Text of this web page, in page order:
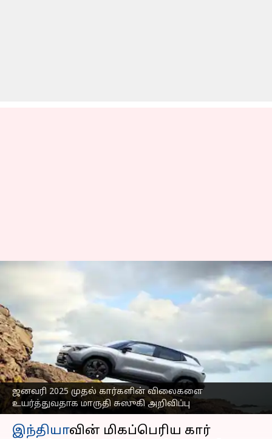
ஜனவரி 2025 முதல் கார்களின் விலைகளை
உயர்த்துவதாக மாருதி சுஸுகி அறிவிப்பு
ஜனவரி 2025 முதல்
கார்களின் விலை உயர்வு;
ஹூண்டாயைத்
தொடர்ந்து மாருதி
சுஸூகியும் அறிவிப்பு
எழுதியவர் Sekar Chinnappan Dec 06, 2024 07:21 pm
செய்தி முன்னோட்டம்
இந்தியாவின் மிகப்பெரிய கார்